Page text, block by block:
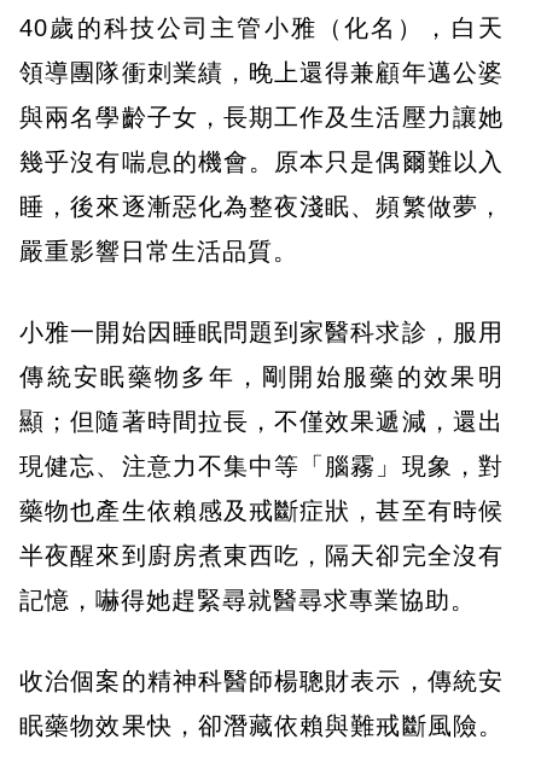
40歲的科技公司主管小雅（化名），白天
領導團隊衝刺業績，晚上還得兼顧年邁公婆
與兩名學齡子女，長期工作及生活壓力讓她
幾乎沒有喘息的機會。原本只是偶爾難以入
睡，後來逐漸惡化為整夜淺眠、頻繁做夢，
嚴重影響日常生活品質。
小雅一開始因睡眠問題到家醫科求診，服用
傳統安眠藥物多年，剛開始服藥的效果明
顯；但隨著時間拉長，不僅效果遞減，還出
現健忘、注意力不集中等「腦霧」現象，對
藥物也產生依賴感及戒斷症狀，甚至有時候
半夜醒來到廚房煮東西吃，隔天卻完全沒有
記憶，嚇得她趕緊尋就醫尋求專業協助。
收治個案的精神科醫師楊聰財表示，傳統安
眠藥物效果快，卻潛藏依賴與難戒斷風險。